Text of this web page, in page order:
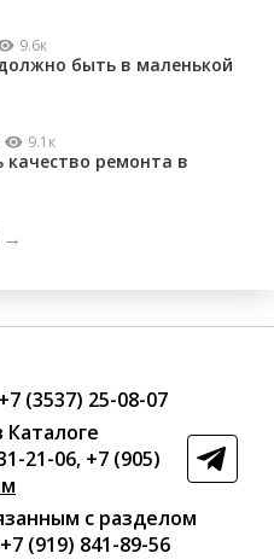
9.6к
быть в маленькой
9.1к
качество ремонта в
→
+7 (3537) 25-08-07
21-06, +7 (905)
с разделом
+7 (919) 841-89-56